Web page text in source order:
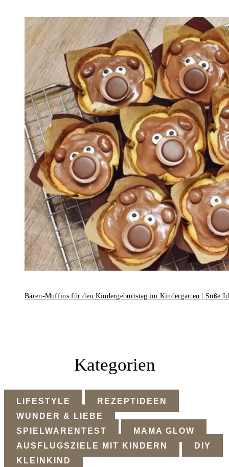
Bären-Muffins für den Kindergeburtstag im Kindergarten | Süße
Kategorien
LIFESTYLE
REZEPTIDEEN
WUNDER & LIEBE
SPIELWARENTEST
MAMA GLOW
AUSFLUGSZIELE MIT KINDERN
DIY
KLEINKIND